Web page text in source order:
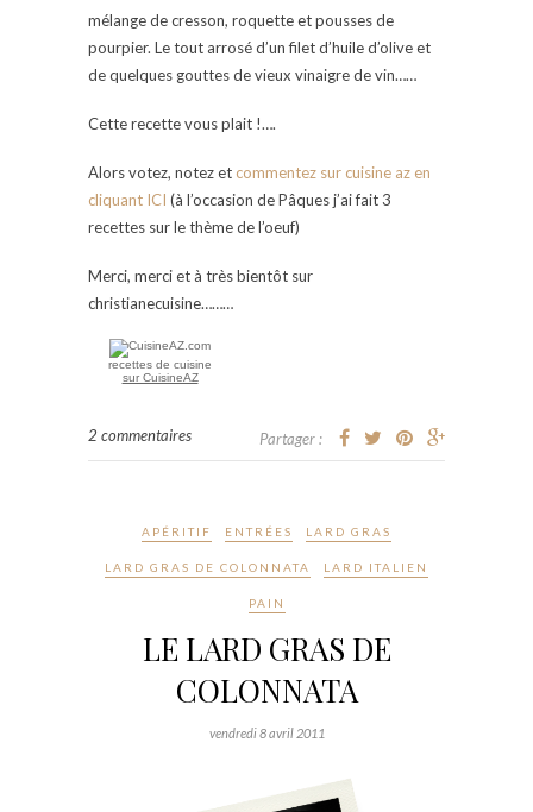
mélange de cresson, roquette et pousses de
pourpier. Le tout arrosé d’un filet d’huile d’olive et
de quelques gouttes de vieux vinaigre de vin……
Cette recette vous plait !….
Alors votez, notez et commentez sur cuisine az en
cliquant ICI (à l’occasion de Pâques j’ai fait 3
recettes sur le thème de l’oeuf)
Merci, merci et à très bientôt sur
christianecuisine………
recettes de cuisine
sur CuisineAZ
2 commentaires Partager :
APÉRITIF ENTRÉES LARD GRAS
LARD GRAS DE COLONNATA LARD ITALIEN
PAIN
LE LARD GRAS DE
COLONNATA
vendredi 8 avril 2011